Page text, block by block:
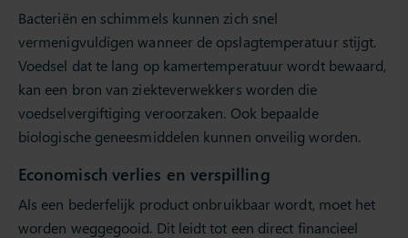
Bacteriën en schimmels kunnen zich snel
vermenigvuldigen wanneer de opslagtemperatuur stijgt.
Voedsel dat te lang op kamertemperatuur wordt bewaard,
kan een bron van ziekteverwekkers worden die
voedselvergiftiging veroorzaken. Ook bepaalde
biologische geneesmiddelen kunnen onveilig worden.
Economisch verlies en verspilling
Als een bederfelijk product onbruikbaar wordt, moet het
worden weggegooid. Dit leidt tot een direct financieel